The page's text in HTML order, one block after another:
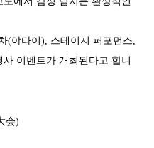
(야타이), 스테이지 퍼포먼스,
이벤트가 개최된다고 합니
会)